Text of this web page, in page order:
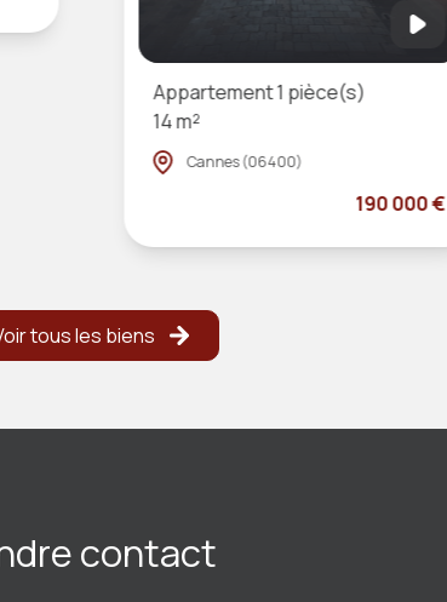
Appartement 1 pièce(s)
14 m²
Cannes (06400)
190 000 €
tous les biens
contact